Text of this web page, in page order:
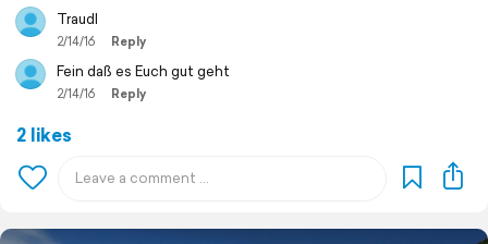
Traudl
2/14/16 Reply
Fein daß es Euch gut geht
2/14/16 Reply
2 likes